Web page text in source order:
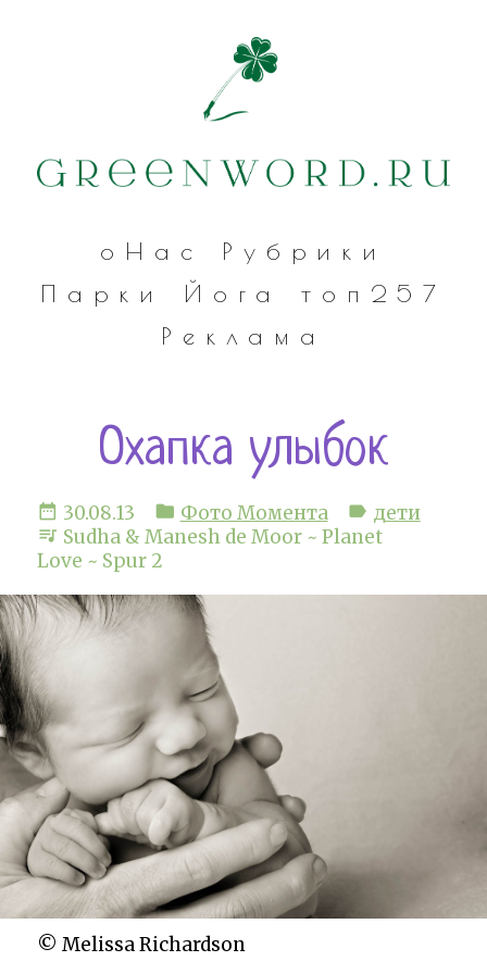
оНас
Рубрики
Парки
Йога
топ257
Реклама
Охапка улыбок
date_range 30.08.13 folder Фото Момента label дети
queue_music Sudha & Manesh de Moor ~ Planet
Love ~ Spur 2
© Melissa Richardson